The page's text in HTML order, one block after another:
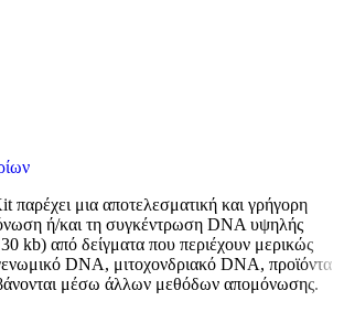
μια αποτελεσματική και γρήγορη
ή/και τη συγκέντρωση DNA υψηλής
kb) από δείγματα που περιέχουν μερικώς
DNA, μιτοχονδριακό DNA, προϊόντα
μέσω άλλων μεθόδων απομόνωσης.